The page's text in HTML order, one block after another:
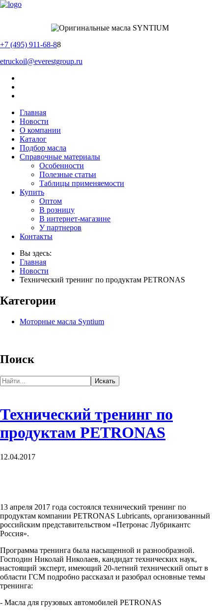
+7 (495) 911-68-88
etruckoil@everestgroup.ru
Главная
Новости
О компании
Каталог
Подбор масла
Справочные материалы
Особенности
Полезные статьи
Таблицы применяемости
Купить
Оптом
В розницу
В интернет-магазине
У партнеров
Контакты
Вы здесь:
Главная
Новости
Технический тренинг по продуктам PETRONAS
Категории
Моторные масла Syntium
Поиск
Технический тренинг по
продуктам PETRONAS
12.04.2017
13 апреля 2017 года состоялся технический тренинг по
продуктам компании PETRONAS Lubricants, организованный
российским представительством «Петронас Лубрикантс
Россия».
Программа тренинга была насыщенной и разнообразной.
Господин Николай Николаев, кандидат технических наук,
настоящий эксперт, имеющий 20-летний технический опыт в
области ГСМ подробно рассказал и разобрал основные темы
тренинга:
- Масла для грузовых автомобилей PETRONAS